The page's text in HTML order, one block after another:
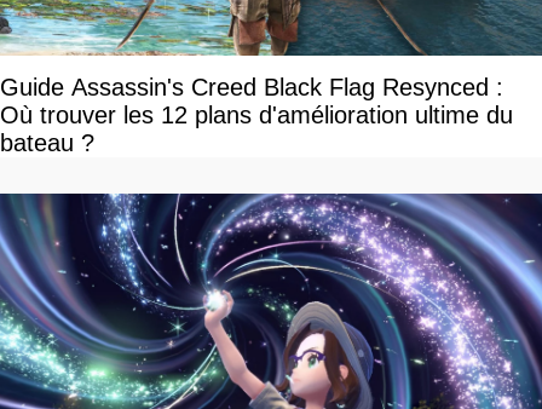
Guide Assassin's Creed Black Flag Resynced :
Où trouver les 12 plans d'amélioration ultime du
bateau ?